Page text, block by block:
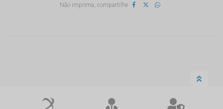
Não imprima, compartilhe